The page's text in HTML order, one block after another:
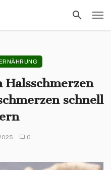
Halsschmerzen
schnell
0